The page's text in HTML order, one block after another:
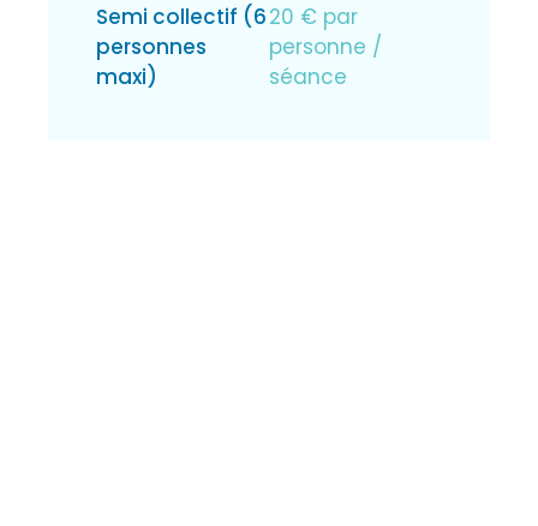
Semi collectif (6
personnes
maxi)
20 € par
personne /
séance